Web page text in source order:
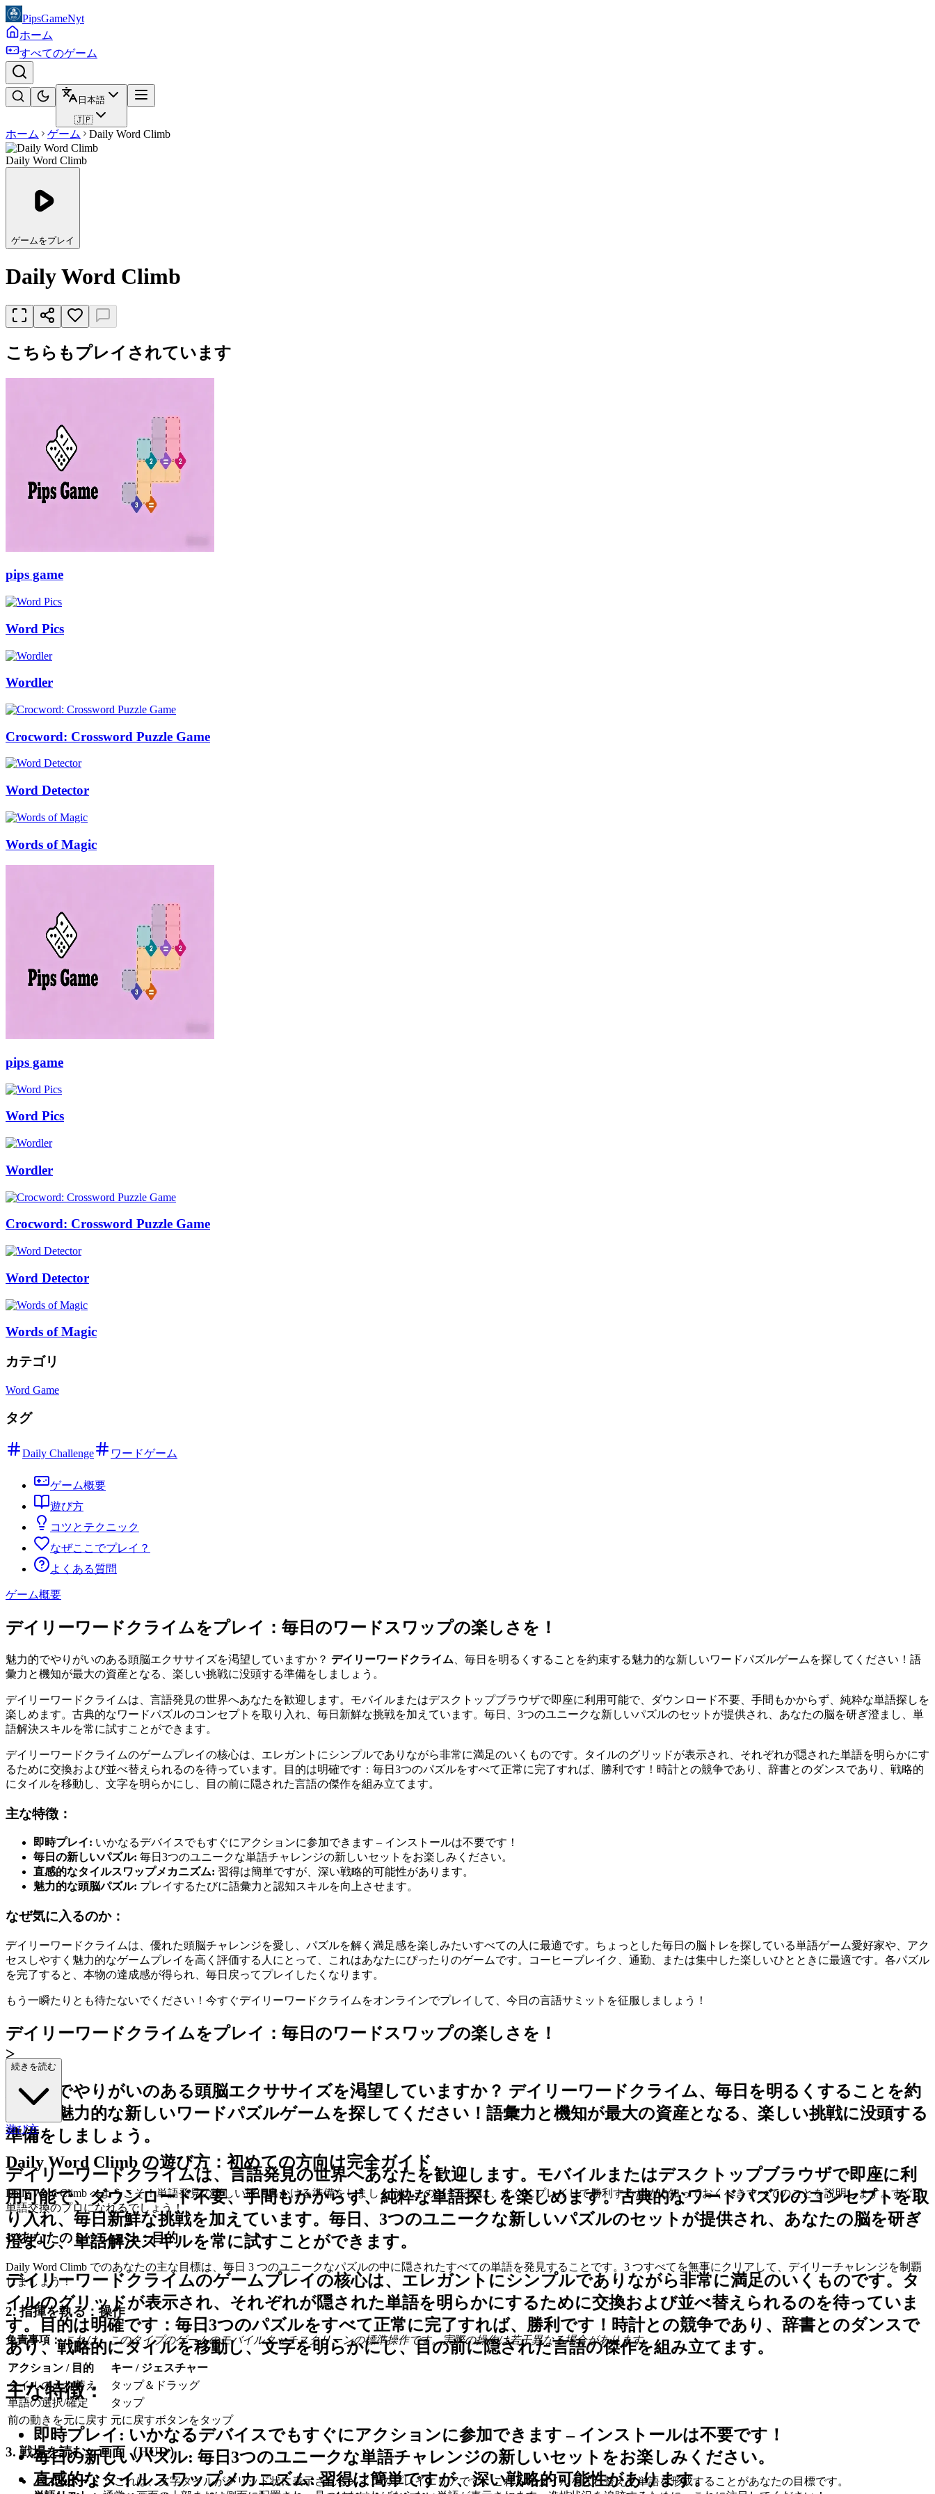
PipsGameNyt
ホーム
すべてのゲーム
日本語
🇯🇵
ホーム ゲーム Daily Word Climb
Daily Word Climb
ゲームをプレイ
Daily Word Climb
こちらもプレイされています
pips game
Word Pics
Wordler
Crocword: Crossword Puzzle Game
Word Detector
Words of Magic
pips game
Word Pics
Wordler
Crocword: Crossword Puzzle Game
Word Detector
Words of Magic
カテゴリ
Word Game
タグ
Daily Challenge ワードゲーム
ゲーム概要
遊び方
コツとテクニック
なぜここでプレイ？
よくある質問
ゲーム概要
デイリーワードクライムをプレイ：毎日のワードスワップの楽しさを！
魅力的でやりがいのある頭脳エクササイズを渇望していますか？ デイリーワードクライム 、毎日を明るくすることを約束する魅力的な新しいワードパズルゲームを探してください！語
彙力と機知が最大の資産となる、楽しい挑戦に没頭する準備をしましょう。
デイリーワードクライムは、言語発見の世界へあなたを歓迎します。モバイルまたはデスクトップブラウザで即座に利用可能で、ダウンロード不要、手間もかからず、純粋な単語探しを
楽しめます。古典的なワードパズルのコンセプトを取り入れ、毎日新鮮な挑戦を加えています。毎日、3つのユニークな新しいパズルのセットが提供され、あなたの脳を研ぎ澄まし、単
語解決スキルを常に試すことができます。
デイリーワードクライムのゲームプレイの核心は、エレガントにシンプルでありながら非常に満足のいくものです。タイルのグリッドが表示され、それぞれが隠された単語を明らかにす
るために交換および並べ替えられるのを待っています。目的は明確です：毎日3つのパズルをすべて正常に完了すれば、勝利です！時計との競争であり、辞書とのダンスであり、戦略的
にタイルを移動し、文字を明らかにし、目の前に隠された言語の傑作を組み立てます。
主な特徴：
即時プレイ: いかなるデバイスでもすぐにアクションに参加できます – インストールは不要です！
毎日の新しいパズル: 毎日3つのユニークな単語チャレンジの新しいセットをお楽しみください。
直感的なタイルスワップメカニズム: 習得は簡単ですが、深い戦略的可能性があります。
魅力的な頭脳パズル: プレイするたびに語彙力と認知スキルを向上させます。
なぜ気に入るのか：
デイリーワードクライムは、優れた頭脳チャレンジを愛し、パズルを解く満足感を楽しみたいすべての人に最適です。ちょっとした毎日の脳トレを探している単語ゲーム愛好家や、アク
セスしやすく魅力的なゲームプレイを高く評価する人にとって、これはあなたにぴったりのゲームです。コーヒーブレイク、通勤、または集中した楽しいひとときに最適です。各パズル
を完了すると、本物の達成感が得られ、毎日戻ってプレイしたくなります。
もう一瞬たりとも待たないでください！今すぐデイリーワードクライムをオンラインでプレイして、今日の言語サミットを征服しましょう！
デイリーワードクライムをプレイ：毎日のワードスワップの楽しさを！
>
魅力的でやりがいのある頭脳エクササイズを渇望していますか？ デイリーワードクライム、毎日を明るくすることを約
束する魅力的な新しいワードパズルゲームを探してください！語彙力と機知が最大の資産となる、楽しい挑戦に没頭する
準備をしましょう。
デイリーワードクライムは、言語発見の世界へあなたを歓迎します。モバイルまたはデスクトップブラウザで即座に利
用可能で、ダウンロード不要、手間もかからず、純粋な単語探しを楽しめます。古典的なワードパズルのコンセプトを取
り入れ、毎日新鮮な挑戦を加えています。毎日、3つのユニークな新しいパズルのセットが提供され、あなたの脳を研ぎ
澄まし、単語解決スキルを常に試すことができます。
デイリーワードクライムのゲームプレイの核心は、エレガントにシンプルでありながら非常に満足のいくものです。タ
イルのグリッドが表示され、それぞれが隠された単語を明らかにするために交換および並べ替えられるのを待っていま
す。目的は明確です：毎日3つのパズルをすべて正常に完了すれば、勝利です！時計との競争であり、辞書とのダンスで
あり、戦略的にタイルを移動し、文字を明らかにし、目の前に隠された言語の傑作を組み立てます。
主な特徴：
即時プレイ: いかなるデバイスでもすぐにアクションに参加できます – インストールは不要です！
毎日の新しいパズル: 毎日3つのユニークな単語チャレンジの新しいセットをお楽しみください。
直感的なタイルスワップメカニズム:習得は簡単ですが、深い戦略的可能性があります。
続きを読む
遊び方
Daily Word Climb の遊び方：初めての方向け完全ガイド
Daily Word Climb へようこそ！単語発見の楽しい旅に出かける準備をしましょう。このガイドでは、すぐにプレイして勝利するために知っておくべきすべてのことを説明します。すぐに
単語交換のプロになれるでしょう！
1. あなたのミッション：目的
Daily Word Climb でのあなたの主な目標は、毎日 3 つのユニークなパズルの中に隠されたすべての単語を発見することです。3 つすべてを無事にクリアして、デイリーチャレンジを制覇
しましょう！
2. 指揮を執る：操作
免責事項： これは、このタイプのゲームのモバイルタッチスクリーンの標準操作です。実際の操作は若干異なる場合があります。
アクション / 目的
キー / ジェスチャー
タイルの入れ替え
タップ＆ドラッグ
単語の選択/確定
タップ
前の動きを元に戻す 元に戻すボタンをタップ
3. 戦場を読む：画面（HUD）
パズルボード：これは、文字タイルがグリッド状に表示されるメインのプレイエリアです。これらのタイルを入れ替えて単語を形成することがあなたの目標です。